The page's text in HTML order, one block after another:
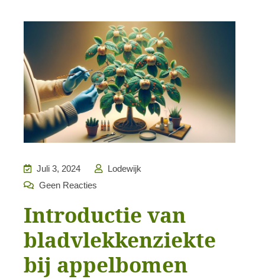
Juli 3, 2024
Lodewijk
Geen Reacties
Introductie van
bladvlekkenziekte
bij appelbomen